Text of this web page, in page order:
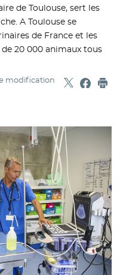
de Toulouse, sert les
A Toulouse se
de France et les
de 20 000 animaux tous
modification
Partager
- Nouvelle
-